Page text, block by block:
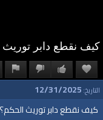
كيف نقطع دابر توريث
التاريخ: 12/31/2025
كيف نقطع دابر توريث الحكم؟